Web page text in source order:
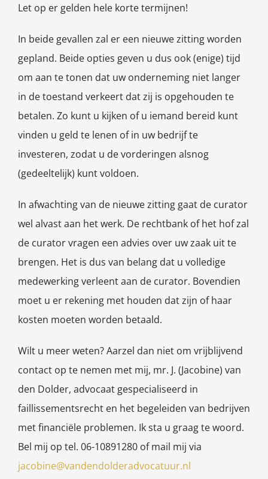
Let op er gelden hele korte termijnen!
In beide gevallen zal er een nieuwe zitting worden
gepland. Beide opties geven u dus ook (enige) tijd
om aan te tonen dat uw onderneming niet langer
in de toestand verkeert dat zij is opgehouden te
betalen. Zo kunt u kijken of u iemand bereid kunt
vinden u geld te lenen of in uw bedrijf te
investeren, zodat u de vorderingen alsnog
(gedeeltelijk) kunt voldoen.
In afwachting van de nieuwe zitting gaat de curator
wel alvast aan het werk. De rechtbank of het hof zal
de curator vragen een advies over uw zaak uit te
brengen. Het is dus van belang dat u volledige
medewerking verleent aan de curator. Bovendien
moet u er rekening met houden dat zijn of haar
kosten moeten worden betaald.
Wilt u meer weten? Aarzel dan niet om vrijblijvend
contact op te nemen met mij, mr. J. (Jacobine) van
den Dolder, advocaat gespecialiseerd in
faillissementsrecht en het begeleiden van bedrijven
met financiële problemen. Ik sta u graag te woord.
Bel mij op tel. 06-10891280 of mail mij via
jacobine@vandendolderadvocatuur.nl